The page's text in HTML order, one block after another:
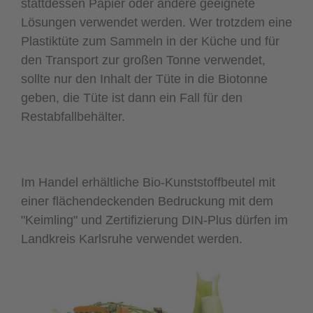
stattdessen Papier oder andere geeignete
Lösungen verwendet werden. Wer trotzdem eine
Plastiktüte zum Sammeln in der Küche und für
den Transport zur großen Tonne verwendet,
sollte nur den Inhalt der Tüte in die Biotonne
geben, die Tüte ist dann ein Fall für den
Restabfallbehälter.
Im Handel erhältliche Bio-Kunststoffbeutel mit
einer flächendeckenden Bedruckung mit dem
"Keimling" und Zertifizierung DIN-Plus dürfen im
Landkreis Karlsruhe verwendet werden.